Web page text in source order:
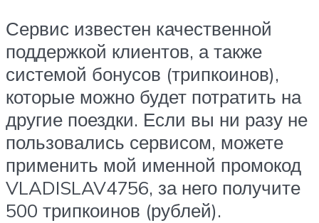
Сервис известен качественной
поддержкой клиентов, а также
системой бонусов (трипкоинов),
которые можно будет потратить на
другие поездки. Если вы ни разу не
пользовались сервисом, можете
применить мой именной промокод
VLADISLAV4756, за него получите
500 трипкоинов (рублей).